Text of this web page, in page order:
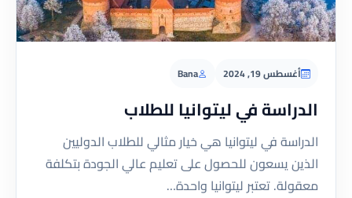
أغسطس 19, 2024 Bana
الدراسة في ليتوانيا للطلاب
الدراسة في ليتوانيا هي خيار مثالي للطلاب الدوليين
الذين يسعون للحصول على تعليم عالي الجودة بتكلفة
معقولة. تعتبر ليتوانيا واحدة…